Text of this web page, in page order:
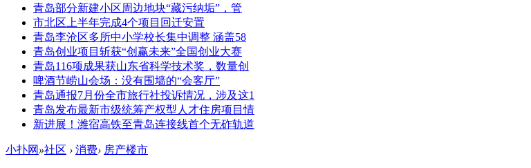
青岛部分新建小区周边地块“藏污纳垢”，管
市北区上半年完成4个项目回迁安置
青岛李沧区多所中小学校长集中调整 涵盖58
青岛创业项目斩获“创赢未来”全国创业大赛
青岛116项成果获山东省科学技术奖，数量创
啤酒节崂山会场：没有围墙的“会客厅”
青岛通报7月份全市旅行社投诉情况，涉及这1
青岛发布最新市级统筹产权型人才住房项目情
新进展！潍宿高铁至青岛连接线首个无砟轨道
小扑网 »社区 › 消费› 房产楼市